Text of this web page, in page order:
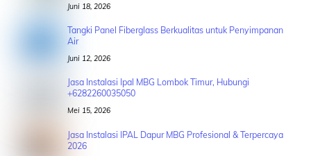
Juni 18, 2026
Tangki Panel Fiberglass Berkualitas untuk Penyimpanan
Air
Juni 12, 2026
Jasa Instalasi Ipal MBG Lombok Timur, Hubungi
+6282260035050
Mei 15, 2026
Jasa Instalasi IPAL Dapur MBG Profesional & Terpercaya
2026